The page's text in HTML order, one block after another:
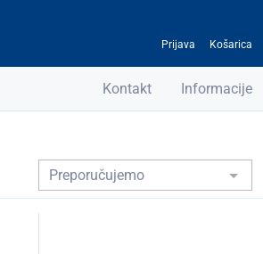
Prijava Košarica
Kontakt Informacije